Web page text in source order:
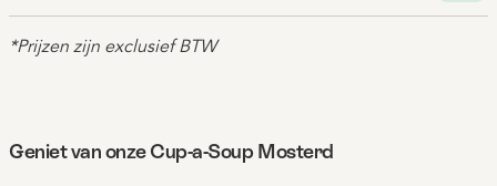
*Prijzen zijn exclusief BTW
Geniet van onze Cup-a-Soup Mosterd